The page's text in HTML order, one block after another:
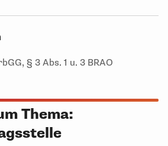
§ 3 Abs. 1 u. 3 BRAO
Thema: